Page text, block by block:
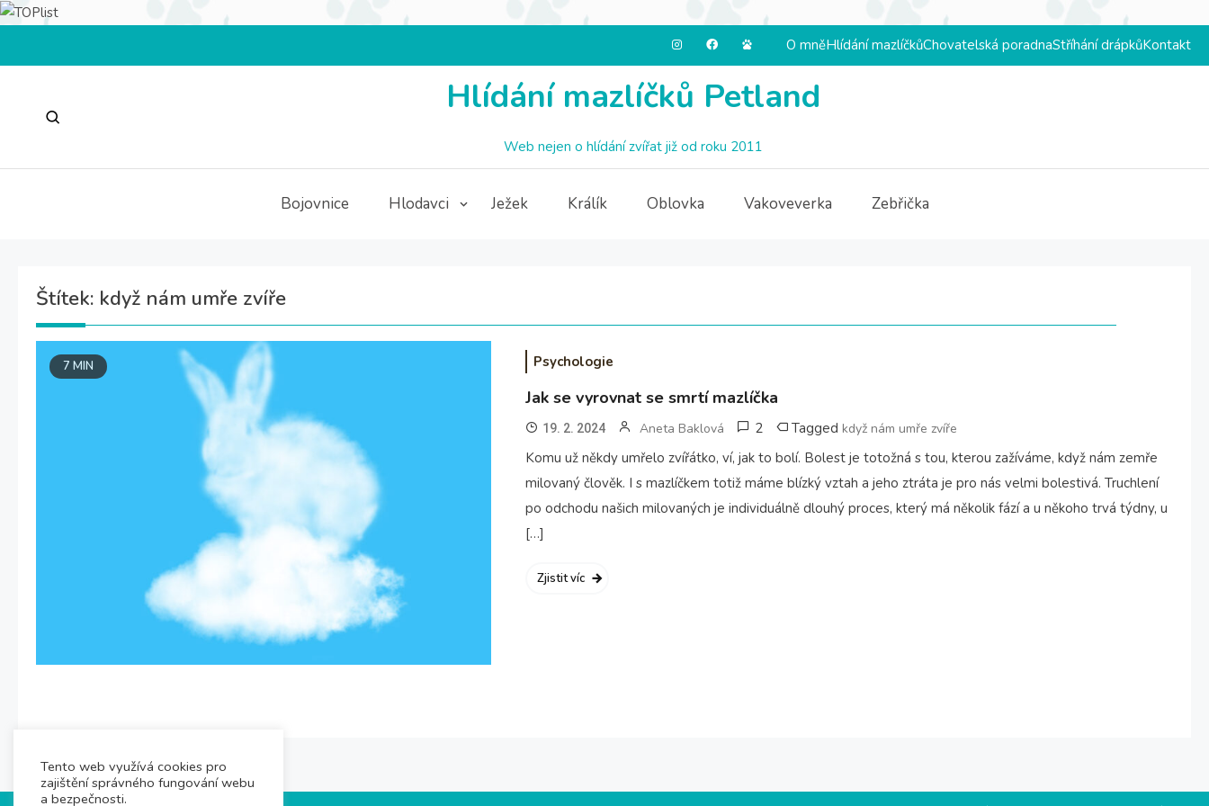
O mněHlídání mazlíčkůChovatelská poradnaStříhání drápkůKontakt
Hlídání mazlíčků Petland
Web nejen o hlídání zvířat již od roku 2011
Bojovnice Hlodavci Ježek Králík Oblovka Vakoveverka Zebřička
Štítek: když nám umře zvíře
7 MIN Psychologie
Jak se vyrovnat se smrtí mazlíčka
19. 2. 2024 Aneta Baklová 2 Tagged když nám umře zvíře
Komu už někdy umřelo zvířátko, ví, jak to bolí. Bolest je totožná s tou, kterou zažíváme, když nám zemře
milovaný člověk. I s mazlíčkem totiž máme blízký vztah a jeho ztráta je pro nás velmi bolestivá. Truchlení
po odchodu našich milovaných je individuálně dlouhý proces, který má několik fází a u někoho trvá týdny, u
[…]
Zjistit víc
Tento web využívá cookies pro
zajištění správného fungování webu
a bezpečnosti.